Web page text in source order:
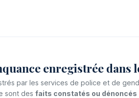
enregistrée dans
par les services de police et de
sont des faits constatés ou dénoncés